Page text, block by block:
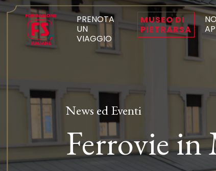
PRENOTA
UN
VIAGGIO
MUSEO DI
PIETRARSA
News ed Eventi
Ferrovie